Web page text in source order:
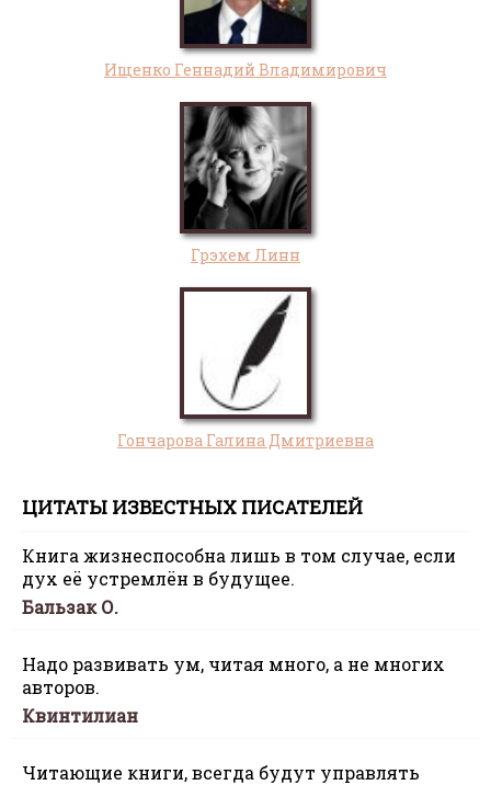
Ищенко Геннадий Владимирович
Грэхем Линн
Гончарова Галина Дмитриевна
ЦИТАТЫ ИЗВЕСТНЫХ ПИСАТЕЛЕЙ
Книга жизнеспособна лишь в том случае, если
дух её устремлён в будущее.
Бальзак О.
Надо развивать ум, читая много, а не многих
авторов.
Квинтилиан
Читающие книги, всегда будут управлять